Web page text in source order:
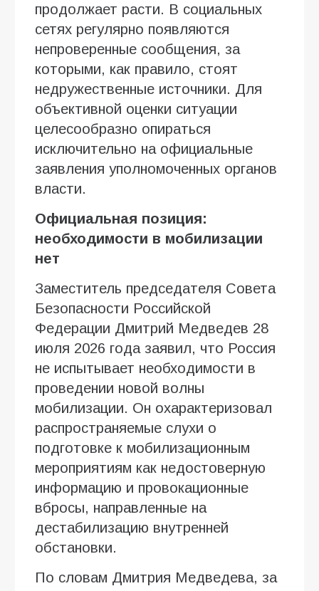
продолжает расти. В социальных
сетях регулярно появляются
непроверенные сообщения, за
которыми, как правило, стоят
недружественные источники. Для
объективной оценки ситуации
целесообразно опираться
исключительно на официальные
заявления уполномоченных органов
власти.
Официальная позиция:
необходимости в мобилизации
нет
Заместитель председателя Совета
Безопасности Российской
Федерации Дмитрий Медведев 28
июля 2026 года заявил, что Россия
не испытывает необходимости в
проведении новой волны
мобилизации. Он охарактеризовал
распространяемые слухи о
подготовке к мобилизационным
мероприятиям как недостоверную
информацию и провокационные
вбросы, направленные на
дестабилизацию внутренней
обстановки.
По словам Дмитрия Медведева, за